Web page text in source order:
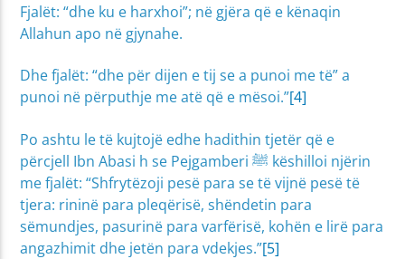
Fjalët: “dhe ku e harxhoi”; në gjëra që e kënaqin
Allahun apo në gjynahe.
Dhe fjalët: “dhe për dijen e tij se a punoi me të” a
punoi në përputhje me atë që e mësoi.”[4]
Po ashtu le të kujtojë edhe hadithin tjetër që e
përcjell Ibn Abasi h se Pejgamberi ﷺ këshilloi njërin
me fjalët: “Shfrytëzoji pesë para se të vijnë pesë të
tjera: rininë para pleqërisë, shëndetin para
sëmundjes, pasurinë para varfërisë, kohën e lirë para
angazhimit dhe jetën para vdekjes.”[5]